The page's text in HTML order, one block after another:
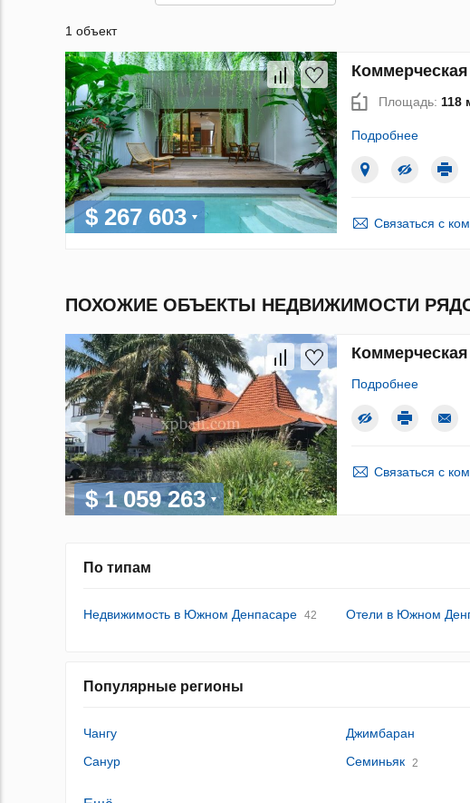
1 объект
$ 267 603
Площадь: 118
Подробнее
Связаться с
ПОХОЖИЕ ОБЪЕКТЫ НЕДВИЖИМОСТИ
$ 1 059 263
Подробнее
Связаться с
По типам
Недвижимость в Южном Денпасаре 42 Отели в Южном
Популярные регионы
Чангу Джимбаран
Санур Семиньяк 2